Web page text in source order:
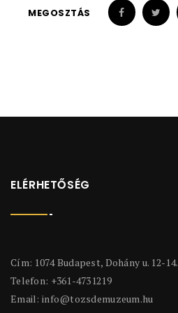
MEGOSZTÁS
ELÉRHETŐSÉG
Cím: 1074 Budapest, Dohány u. 12-14.
Telefon: +361-4731219
Email: info@tozsdemuzeum.hu